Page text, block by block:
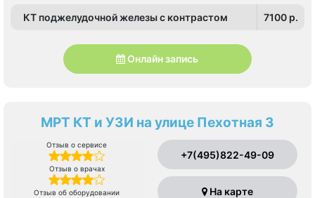
КТ поджелудочной железы с контрастом 7100 p.
Онлайн запись
МРТ КТ и УЗИ на улице Пехотная 3
Отзыв о сервисе
Отзыв о врачах
Отзыв об оборудовании
+7(495)822-49-09
На карте